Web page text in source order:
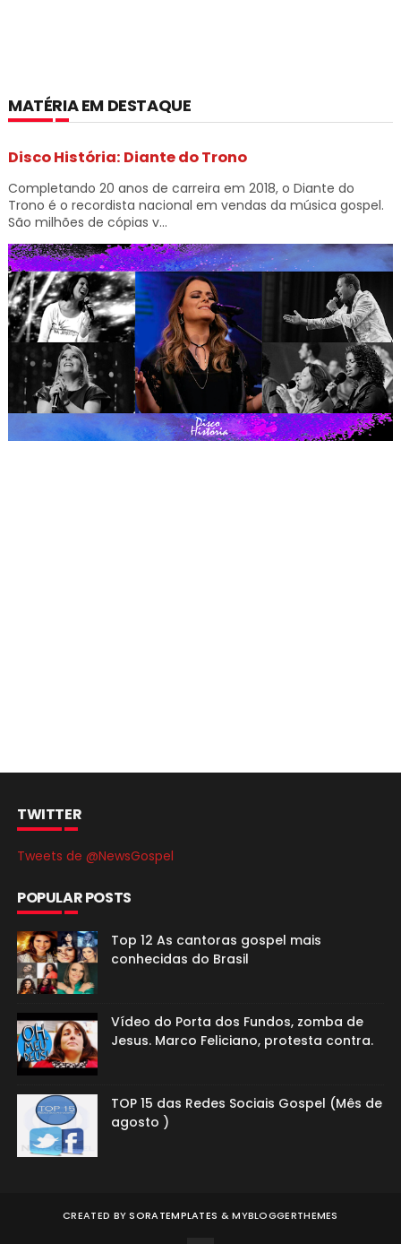
MATÉRIA EM DESTAQUE
Disco História: Diante do Trono
Completando 20 anos de carreira em 2018, o Diante do
Trono é o recordista nacional em vendas da música gospel.
São milhões de cópias v...
TWITTER
Tweets de @NewsGospel
POPULAR POSTS
Top 12 As cantoras gospel mais
conhecidas do Brasil
Vídeo do Porta dos Fundos, zomba de
Jesus. Marco Feliciano, protesta contra.
TOP 15 das Redes Sociais Gospel (Mês de
agosto )
CREATED BYSORATEMPLATES &MYBLOGGERTHEMES